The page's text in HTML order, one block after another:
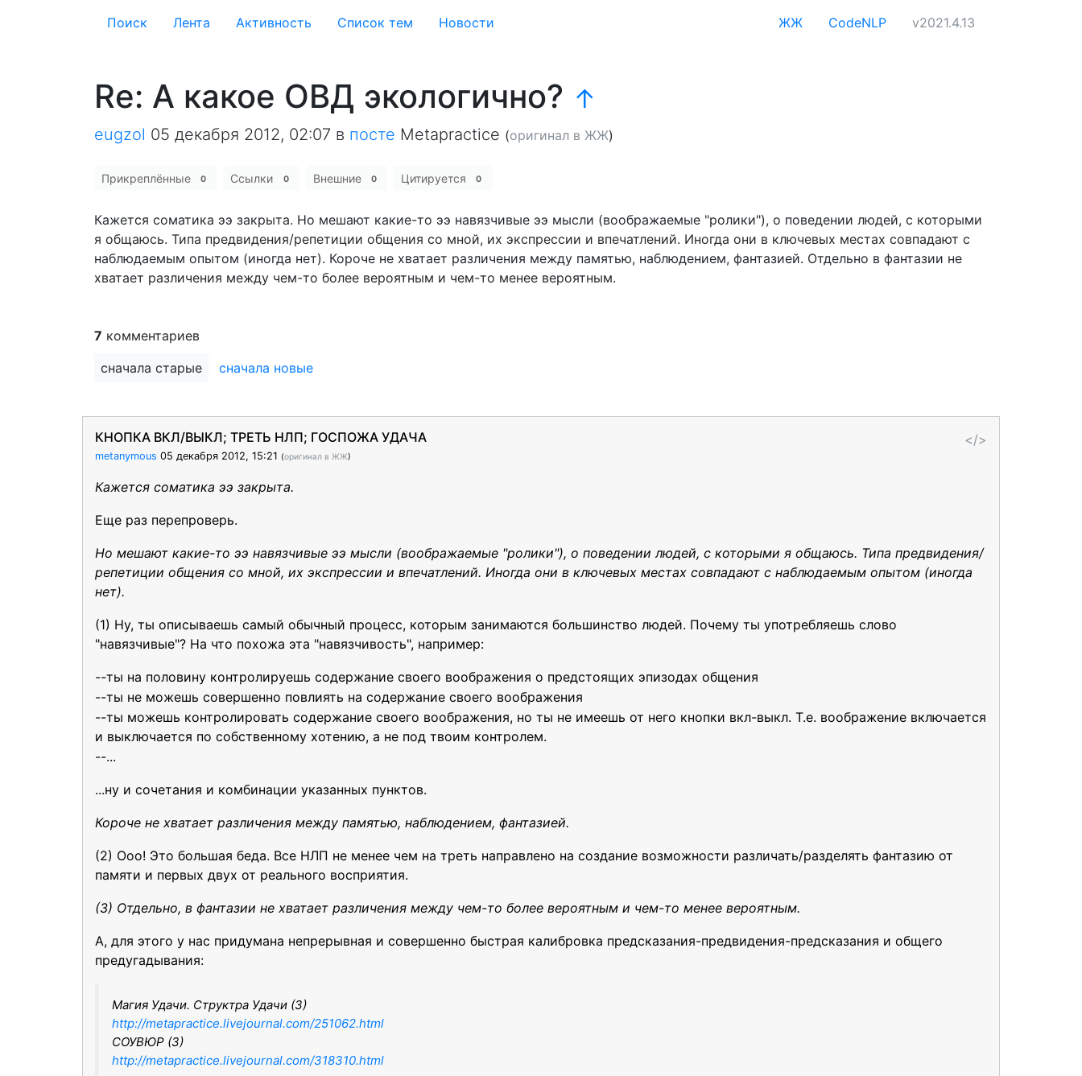
Поиск Лента Активность Cписок тем Новости ЖЖ CodeNLP v2021.4.13
Re: А какое ОВД экологично? ↑
eugzol 05 декабря 2012, 02:07 в посте Metapractice (оригинал в ЖЖ)
Прикреплённые 0 Ссылки 0 Внешние 0 Цитируется 0
Кажется соматика ээ закрыта. Но мешают какие-то ээ навязчивые ээ мысли (воображаемые "ролики"), о поведении людей, с которыми
я общаюсь. Типа предвидения/репетиции общения со мной, их экспрессии и впечатлений. Иногда они в ключевых местах совпадают с
наблюдаемым опытом (иногда нет). Короче не хватает различения между памятью, наблюдением, фантазией. Отдельно в фантазии не
хватает различения между чем-то более вероятным и чем-то менее вероятным.
7 комментариев
сначала старые
сначала новые
</>
КНОПКА ВКЛ/ВЫКЛ; ТРЕТЬ НЛП; ГОСПОЖА УДАЧА
metanymous 05 декабря 2012, 15:21 (оригинал в ЖЖ)
Кажется соматика ээ закрыта.
Еще раз перепроверь.
Но мешают какие-то ээ навязчивые ээ мысли (воображаемые "ролики"), о поведении людей, с которыми я общаюсь. Типа предвидения/
репетиции общения со мной, их экспрессии и впечатлений. Иногда они в ключевых местах совпадают с наблюдаемым опытом (иногда
нет).
(1) Ну, ты описываешь самый обычный процесс, которым занимаются большинство людей. Почему ты употребляешь слово
"навязчивые"? На что похожа эта "навязчивость", например:
--ты на половину контролируешь содержание своего воображения о предстоящих эпизодах общения
--ты не можешь совершенно повлиять на содержание своего воображения
--ты можешь контролировать содержание своего воображения, но ты не имеешь от него кнопки вкл-выкл. Т.е. воображение включается
и выключается по собственному хотению, а не под твоим контролем.
--...
...ну и сочетания и комбинации указанных пунктов.
Короче не хватает различения между памятью, наблюдением, фантазией.
(2) Ооо! Это большая беда. Все НЛП не менее чем на треть направлено на создание возможности различать/разделять фантазию от
памяти и первых двух от реального восприятия.
(3) Отдельно, в фантазии не хватает различения между чем-то более вероятным и чем-то менее вероятным.
А, для этого у нас придумана непрерывная и совершенно быстрая калибровка предсказания-предвидения-предсказания и общего
предугадывания:
Магия Удачи. Структра Удачи (3)
http://metapractice.livejournal.com/251062.html
СОУВЮР (3)
http://metapractice.livejournal.com/318310.html